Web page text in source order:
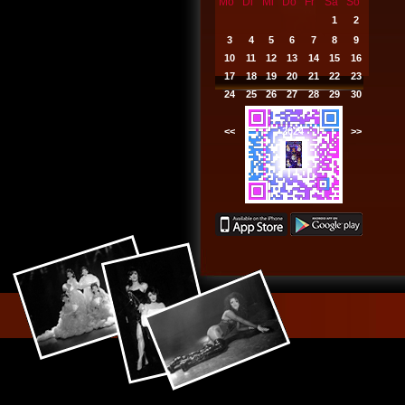
1
2
3
4 5 6 7 8
9
10
11 12 13 14 15
16
17
18 19 20 21 22
23
24
25 26 27 28 29 30
<< 2024 >>